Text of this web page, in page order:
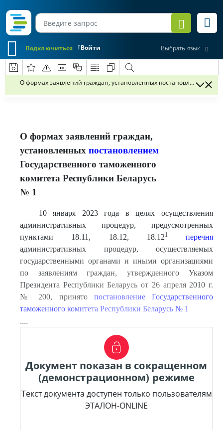
Войти
Подключиться Выбрать язык
О формах заявлений граждан, установленных постановлением
О формах заявлений граждан,
установленных постановлением
Государственного таможенного
комитета Республики Беларусь
№ 1
10 января 2023 года в целях осуществления
административных процедур, предусмотренных
пунктами 18.11, 18.12, 18.121
перечня
административных процедур, осуществляемых
государственными органами и иными организациями
по заявлениям граждан, утвержденного Указом
Президента Республики Беларусь от 26 апреля 2010 г.
№ 200, принято постановление Государственного
таможенного комитета Республики Беларусь № 1
....
Документ показан в сокращенном
(демонстрационном) режиме
Текст документа доступен только пользователям
ЭТАЛОН-ONLINE